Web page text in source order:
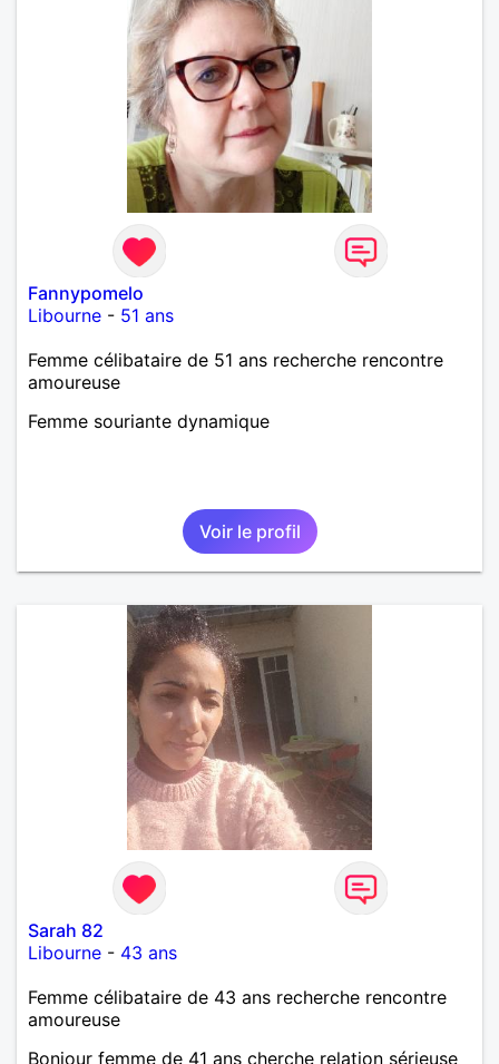
Fannypomelo
Libourne - 51 ans
Femme célibataire de 51 ans recherche rencontre
amoureuse
Femme souriante dynamique
Voir le profil
Sarah 82
Libourne - 43 ans
Femme célibataire de 43 ans recherche rencontre
amoureuse
Bonjour femme de 41 ans cherche relation sérieuse